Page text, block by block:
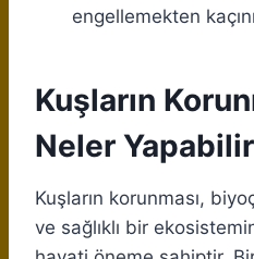
engellemekten
Kuşların
Neler
Kuşların korunması,
ve sağlıklı bir